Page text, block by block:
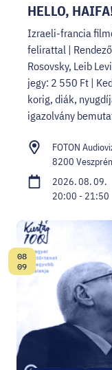
HELLO,
Izraeli-francia
felirattal |
Rosovsky, Leib
jegy: 2 550 Ft |
korig, diák,
igazolvány
FOTON
8200
2026. 08. 09.
20:00 - 21:50
Dátum:
08
09